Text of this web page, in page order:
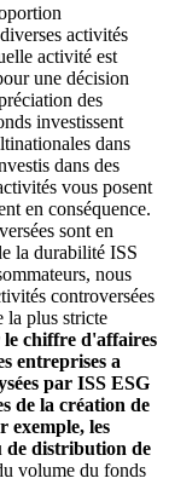
activités
activité est
une décision
des
investissent
dans
dans des
vous posent
en conséquence.
sont en
la durabilité ISS
nous
controversées
la plus stricte
chiffre d'affaires
entreprises a
par ISS ESG
de la création de
exemple, les
de distribution de
volume du fonds